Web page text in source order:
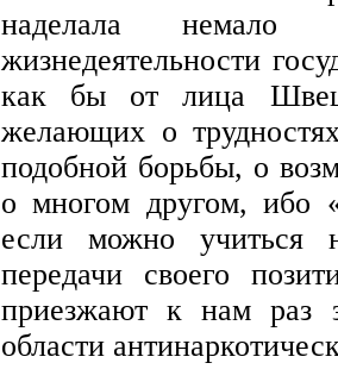
наделала
жизнедеятельности
как бы от лица
желающих о
подобной борьбы, о
о многом другом, ибо
если можно учиться
передачи своего
приезжают к нам раз
области